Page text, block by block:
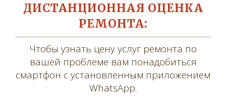
ДИСТАНЦИОННАЯ ОЦЕНКА
РЕМОНТА:
Чтобы узнать цену услуг ремонта по
вашей проблеме вам понадобиться
смартфон с установленным приложением
WhatsApp.